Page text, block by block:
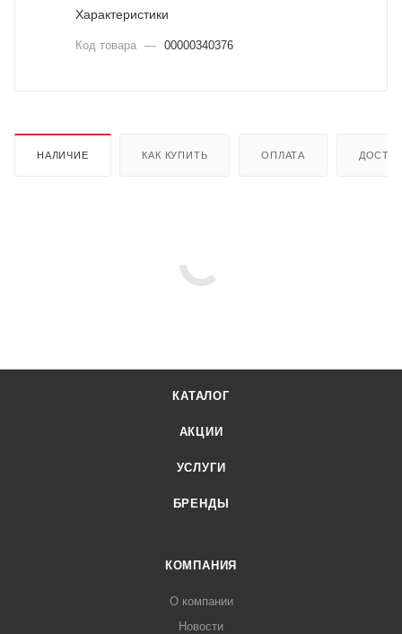
Характеристики
Код товара — 00000340376
НАЛИЧИЕ КАК КУПИТЬ ОПЛАТА
КАТАЛОГ
АКЦИИ
УСЛУГИ
БРЕНДЫ
КОМПАНИЯ
О компании
Новости